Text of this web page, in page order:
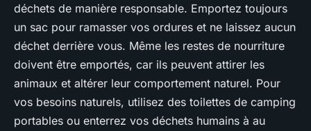
déchets de manière responsable. Emportez toujours
un sac pour ramasser vos ordures et ne laissez aucun
déchet derrière vous. Même les restes de nourriture
doivent être emportés, car ils peuvent attirer les
animaux et altérer leur comportement naturel. Pour
vos besoins naturels, utilisez des toilettes de camping
portables ou enterrez vos déchets humains à au